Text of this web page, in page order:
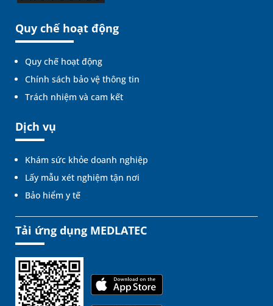
Quy chế hoạt động
Quy chế hoạt động
Chính sách bảo vệ thông tin
Trách nhiệm và cam kết
Dịch vụ
Khám sức khỏe doanh nghiệp
Lấy mẫu xét nghiệm tận nơi
Bảo hiểm y tế
Tải ứng dụng MEDLATEC